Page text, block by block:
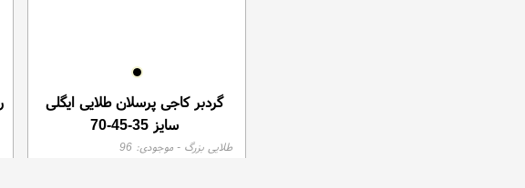
گردبر کاجی پرسلان طلایی ایگلی
سایز 35-45-70
طلایی بزرگ - موجودی:96